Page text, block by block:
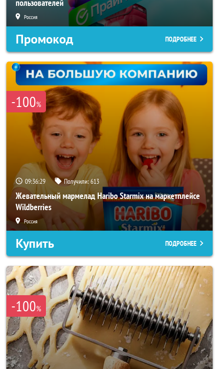
пользователей
Россия
Промокод ПОДРОБНЕЕ
-100%
09:36:26 Получили:613
Жевательный мармелад Haribo Starmix на маркетплейсе
Wildberries
Россия
Купить ПОДРОБНЕЕ
-100%